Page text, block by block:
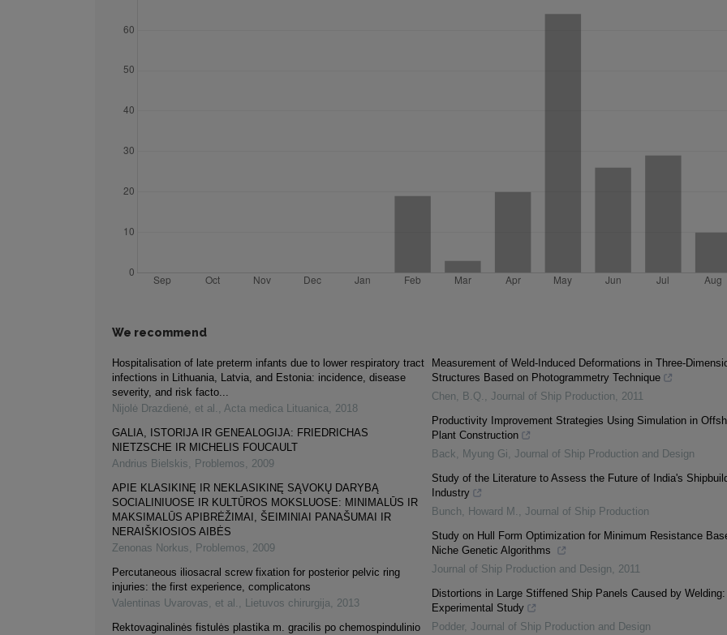
We recommend
Hospitalisation of late preterm infants due to lower respiratory tract
infections in Lithuania, Latvia, and Estonia: incidence, disease
severity, and risk facto...
Nijolė Drazdienė, et al. , Acta medica Lituanica, 2018
GALIA, ISTORIJA IR GENEALOGIJA: FRIEDRICHAS
NIETZSCHE IR MICHELIS FOUCAULT
Andrius Bielskis, Problemos, 2009
APIE KLASIKINĘ IR NEKLASIKINĘ SĄVOKŲ DARYBĄ
SOCIALINIUOSE IR KULTŪROS MOKSLUOSE: MINIMALŪS IR
MAKSIMALŪS APIBRĖŽIMAI, ŠEIMINIAI PANAŠUMAI IR
NERAIŠKIOSIOS AIBĖS
Zenonas Norkus, Problemos, 2009
Percutaneous iliosacral screw fixation for posterior pelvic ring
injuries: the first experience, complicatons
Valentinas Uvarovas, et al. , Lietuvos chirurgija, 2013
Rektovaginalinės fistulės plastika m. gracilis po chemospindulinio
Measurement of Weld-Induced Deformations in Three-
Structures Based on Photogrammetry Technique
Chen, B.Q. , Journal of Ship Production, 2011
Productivity Improvement Strategies Using Simulation in
Plant Construction
Back, Myung Gi, Journal of Ship Production and Design
Study of the Literature to Assess the Future of India's
Industry
Bunch, Howard M. , Journal of Ship Production
Study on Hull Form Optimization for Minimum Resistance
Niche Genetic Algorithms
Journal of Ship Production and Design, 2011
Distortions in Large Stiffened Ship Panels Caused by Welding:
Experimental Study
Podder, Journal of Ship Production and Design